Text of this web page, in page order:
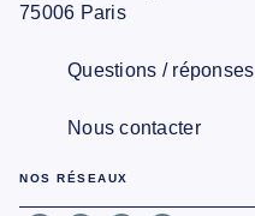
75006 Paris
Questions / réponses
Nous contacter
NOS RÉSEAUX